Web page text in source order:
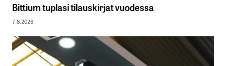
Bittium tuplasi tilauskirjat vuodessa
7.8.2026